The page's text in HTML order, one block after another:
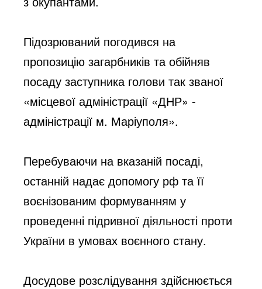
Підозрюваний погодився на
пропозицію загарбників та обійняв
посаду заступника голови так званої
«місцевої адміністрації «ДНР» -
адміністрації м. Маріуполя».
Перебуваючи на вказаній посаді,
останній надає допомогу рф та її
воєнізованим формуванням у
проведенні підривної діяльності проти
України в умовах воєнного стану.
Досудове розслідування здійснюється